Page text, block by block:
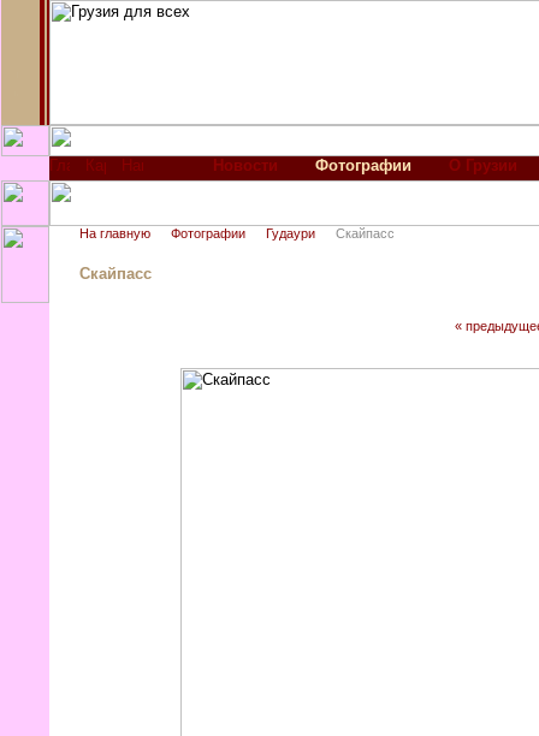
Новости Фотографии О Грузии
На главную Фотографии Гудаури Скайпасс
Скайпасс
«